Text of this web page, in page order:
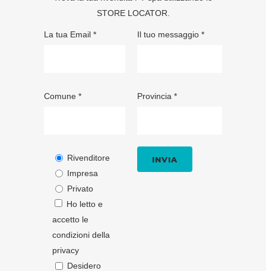
STORE LOCATOR
La tua Email *
Comune *
Rivenditore
Impresa
Privato
Ho letto e
accetto le
condizioni della
privacy
Desidero
Il tuo messaggio *
Provincia *